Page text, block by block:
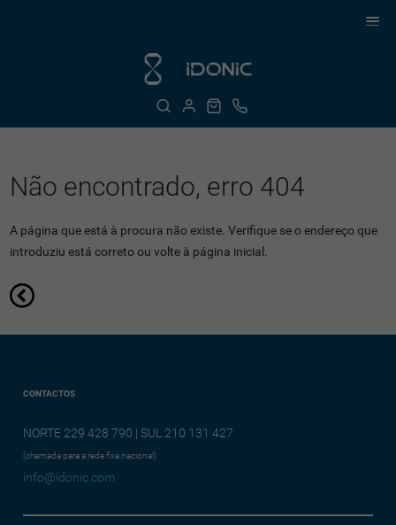
Não encontrado, erro 404
A página que está à procura não existe. Verifique se o endereço que
introduziu está correto ou volte à página inicial.
CONTACTOS
NORTE 229 428 790 | SUL 210 131 427
(chamada para a rede fixa nacional)
info@idonic.com